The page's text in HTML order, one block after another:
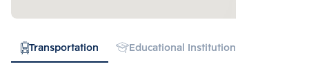
Transportation Educational Institution